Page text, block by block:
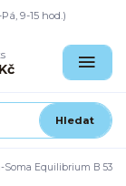
Hledat
9-15 hod.)
Soma Equilibrium B 53